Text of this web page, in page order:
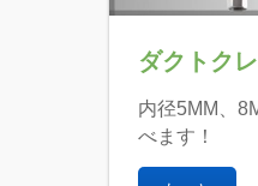
ダクトク
内径5MM、
べます！